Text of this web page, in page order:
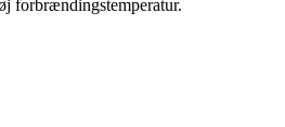
forbrændingstemperatur.